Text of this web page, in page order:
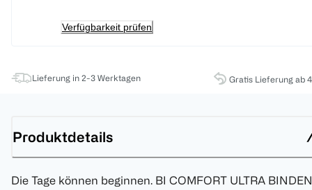
Verfügbarkeit prüfen
Lieferung in 2-3 Werktagen Gratis Lieferung ab
Produktdetails
Die Tage können beginnen. BI COMFORT ULTRA BINDEN